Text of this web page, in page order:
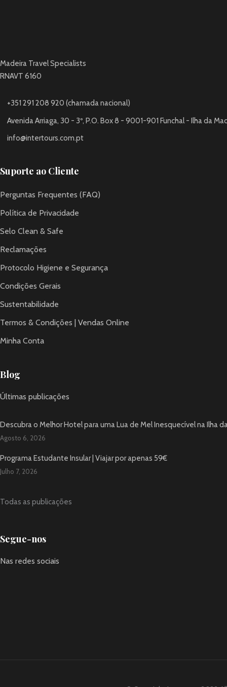
Madeira Travel Specialists
RNAVT 6160
+351 291 208 920 (chamada nacional)
Avenida Arriaga, 30 - 3º, P.O. Box 8 - 9001-901 Funchal - Ilha da
info@intertours.com.pt
Suporte ao Cliente
Perguntas Frequentes (FAQ)
Política de Privacidade
Selo Clean & Safe
Reclamações
Protocolo Higiene e Segurança
Condições Gerais
Sustentabilidade
Termos & Condições | Vendas Online
Minha Conta
Blog
Últimas publicações
Descubra o Melhor Hotel para uma Lua de Mel Inesquecível na Ilha
Agosto 6, 2026
Programa Estudante Insular | Viajar por apenas 59€
Julho 7, 2026
Todas as publicações
Segue-nos
Nas redes sociais